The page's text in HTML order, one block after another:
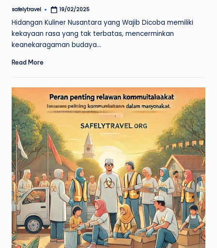
Posted
safelytravel 19/02/2025
Hidangan Kuliner Nusantara yang Wajib Dicoba memiliki
kekayaan rasa yang tak terbatas, mencerminkan
keanekaragaman budaya…
Read More